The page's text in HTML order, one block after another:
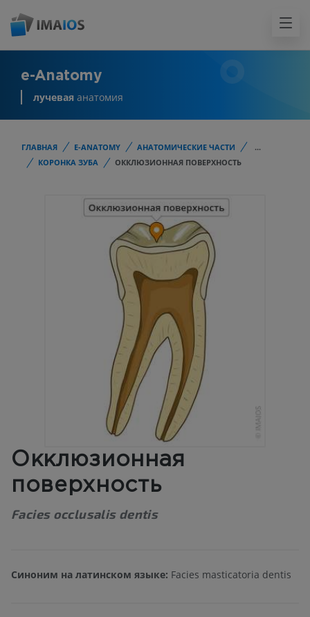
e-Anatomy
лучевая анатомия
ГЛАВНАЯ E-ANATOMY АНАТОМИЧЕСКИЕ ЧАСТИ
...
КОРОНКА ЗУБА
ОККЛЮЗИОННАЯ ПОВЕРХНОСТЬ
Окклюзионная
поверхность
Facies occlusalis dentis
Синоним на латинском языке: Facies masticatoria dentis